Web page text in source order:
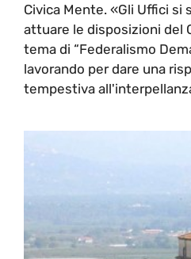
Civica Mente. «Gli Uffici si
attuare le disposizioni del
tema di “Federalismo
lavorando per dare una
tempestiva